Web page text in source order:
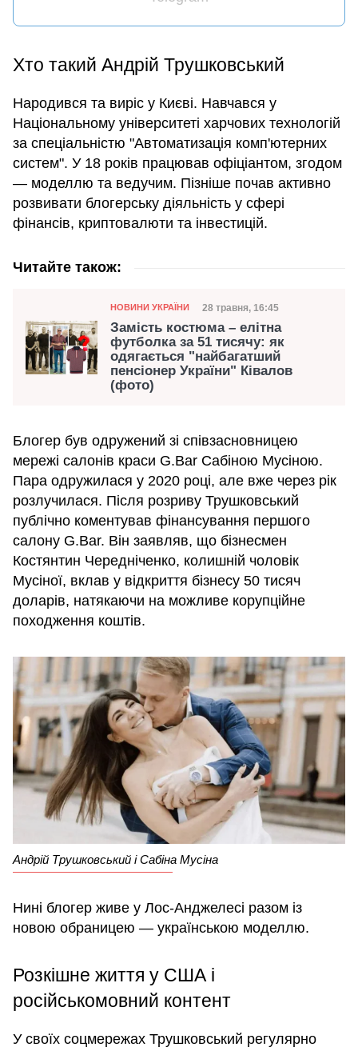
Хто такий Андрій Трушковський
Народився та виріс у Києві. Навчався у
Національному університеті харчових технологій
за спеціальністю "Автоматизація комп'ютерних
систем". У 18 років працював офіціантом, згодом
— моделлю та ведучим. Пізніше почав активно
розвивати блогерську діяльність у сфері
фінансів, криптовалюти та інвестицій.
Читайте також:
Категорія
НОВИНИ УКРАЇНИ Дата публікації
28 травня, 16:45
Замість костюма – елітна
футболка за 51 тисячу: як
одягається "найбагатший
пенсіонер України" Ківалов
(фото)
Блогер був одружений зі співзасновницею
мережі салонів краси G.Bar Сабіною Мусіною.
Пара одружилася у 2020 році, але вже через рік
розлучилася. Після розриву Трушковський
публічно коментував фінансування першого
салону G.Bar. Він заявляв, що бізнесмен
Костянтин Чередніченко, колишній чоловік
Мусіної, вклав у відкриття бізнесу 50 тисяч
доларів, натякаючи на можливе корупційне
походження коштів.
Андрій Трушковський і Сабіна Мусіна
Нині блогер живе у Лос-Анджелесі разом із
новою обраницею — українською моделлю.
Розкішне життя у США і
російськомовний контент
У своїх соцмережах Трушковський регулярно